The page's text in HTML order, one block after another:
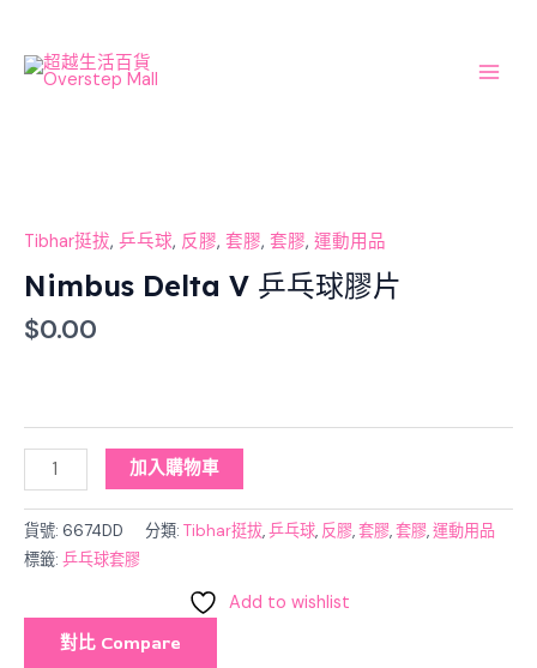
content
Tibhar挺拔, 乒乓球, 反膠, 套膠, 套膠, 運動用品
Nimbus Delta V 乒乓球膠片
$0.00
V
乓
球
加入購物車
貨號: 6674DD 分類: Tibhar挺拔,乒乓球, 反膠,套膠,套膠,運動用品
標籤: 乒乓球套膠
Add to wishlist
對比 Compare